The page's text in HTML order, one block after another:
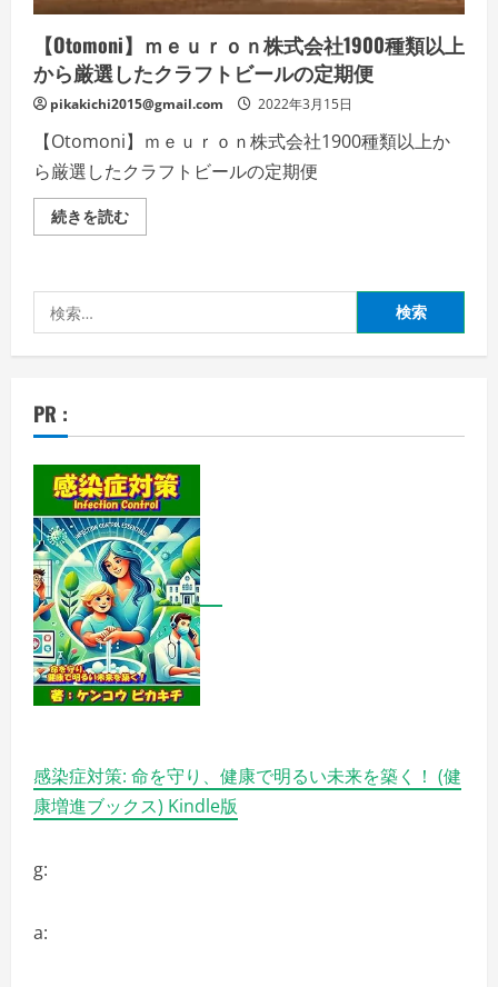
【Otomoni】ｍｅｕｒｏｎ株式会社1900種類以上
から厳選したクラフトビールの定期便
pikakichi2015@gmail.com 2022年3月15日
【Otomoni】ｍｅｕｒｏｎ株式会社1900種類以上か
ら厳選したクラフトビールの定期便
続きを読む【Otomoni】
ｍ
ｏ
式
会
以
か
ら
厳
選
し
た
ク
ラ
フ
ト
ビ
ー
ル
の
定
期
便
を
ご
覧
く
索:
PR :
感染症対策: 命を守り、健康で明るい未来を築く！ (健
康増進ブックス) Kindle版
g:
a: